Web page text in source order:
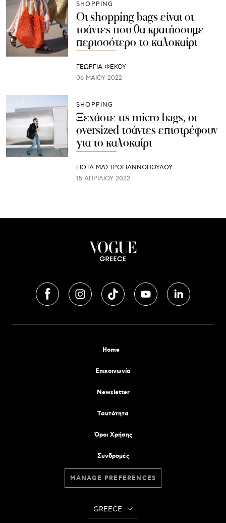
SHOPPING
Οι shopping bags είναι οι
τσάντες που θα κρατήσουμε
περισσότερο το καλοκαίρι
ΓΕΩΡΓΙΑ ΦΕΚΟΥ
06 ΜΑΪ́ΟΥ 2022
SHOPPING
Ξεχάστε τις micro bags, οι
oversized τσάντες επιστρέφουν
για το καλοκαίρι
ΓΙΩΤΑ ΜΑΣΤΡΟΓΙΑΝΝΟΠΟΥΛΟΥ
15 ΑΠΡΙΛΊΟΥ 2022
Home
Επικοινωνία
Newsletter
Tαυτότητα
Όροι Χρήσης
Συνδρομές
MANAGE PREFERENCES
GREECE